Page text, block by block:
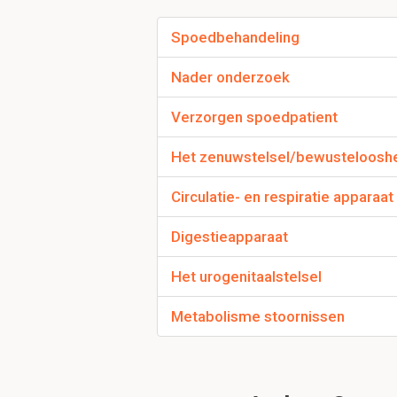
• Bloedingen:
– waar komt bloed
Welk advies geef
• Vergiftigingen:
– Niet laten braken!
Welk advies geef
• Vreemde
– Niet verwijderen!
Kunnen eventueel
Spoedbehandeling
Nader onderzoek
Verzorgen spoedpatient
Het zenuwstelsel/
Circulatie- en respiratie apparaat
Digestieapparaat
Het urogenitaalstelsel
Metabolisme stoornissen